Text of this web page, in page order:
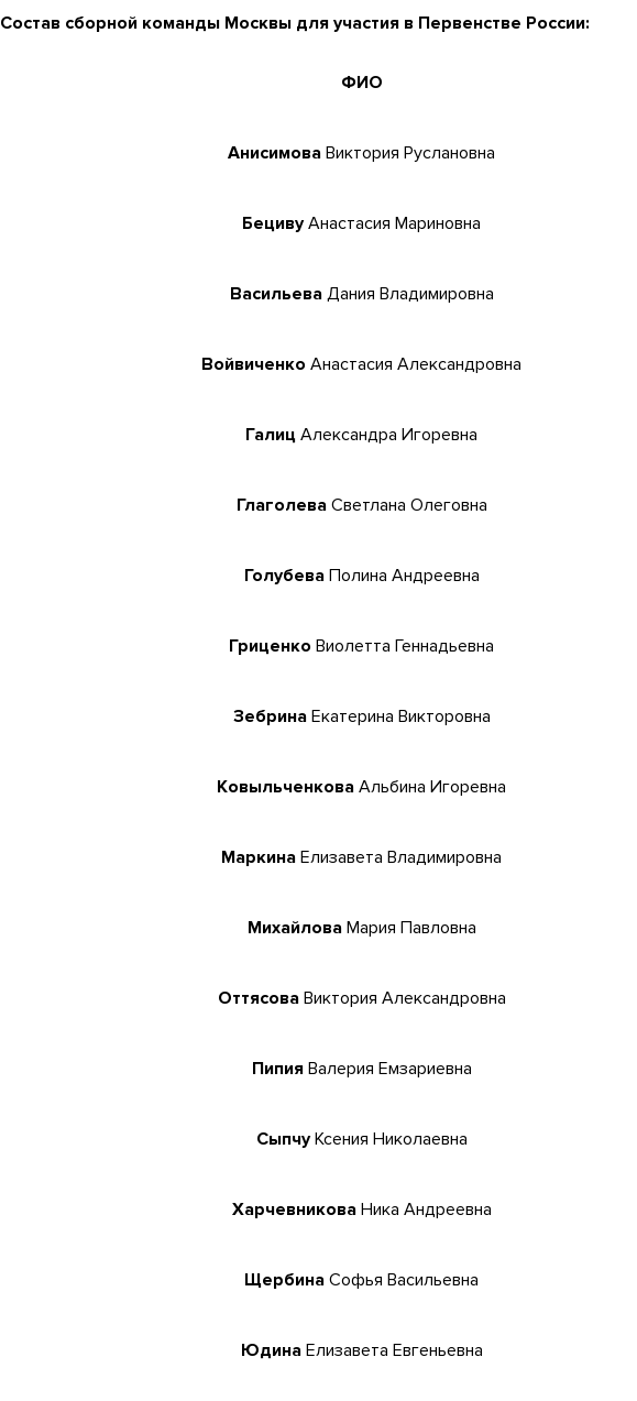
Состав сборной команды Москвы для участия в Первенстве России:
ФИО
Анисимова Виктория Руслановна
БецивуАнастасия Мариновна
ВасильеваДания Владимировна
Войвиченко Анастасия Александровна
Галиц Александра Игоревна
Глаголева Светлана Олеговна
Голубева Полина Андреевна
Гриценко Виолетта Геннадьевна
Зебрина Екатерина Викторовна
Ковыльченкова Альбина Игоревна
Маркина Елизавета Владимировна
Михайлова Мария Павловна
Оттясова Виктория Александровна
Пипия Валерия Емзариевна
СыпчуКсения Николаевна
Харчевникова Ника Андреевна
Щербина Софья Васильевна
Юдина Елизавета Евгеньевна